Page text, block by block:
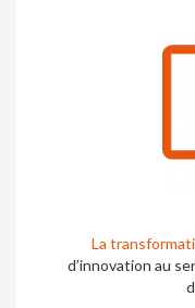
La
d’innovation au